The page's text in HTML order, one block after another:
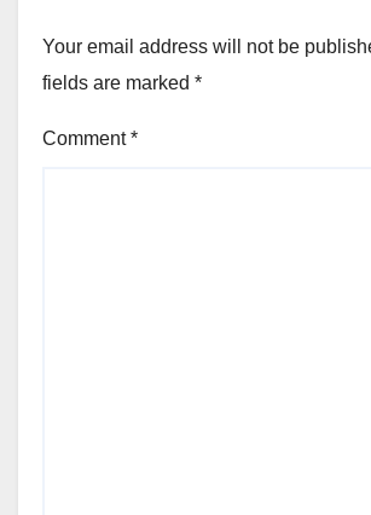
Your email address will not be
fields are marked *
Comment*